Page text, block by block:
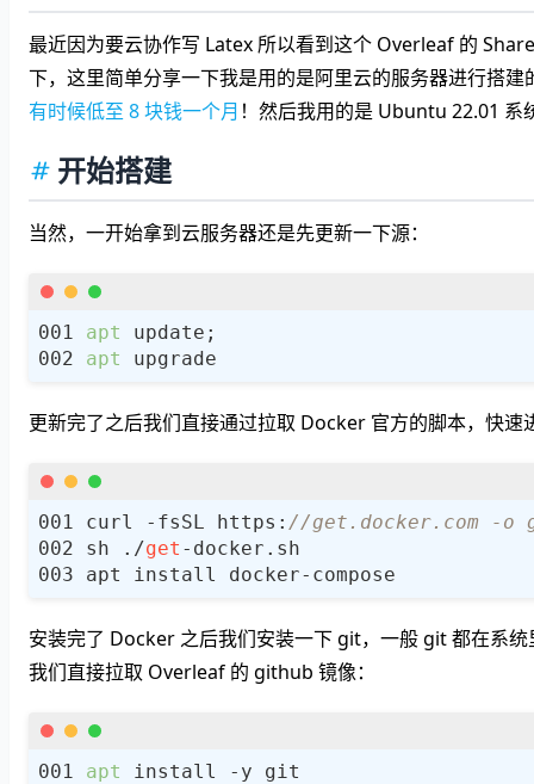
最近因为要云协作写 Latex 所以看到这个 Overleaf 的
下，这里简单分享一下我是用的是阿里云的服务器进行搭
有时候低至 8 块钱一个月 ！然后我用的是 Ubuntu 22.01 系
开始搭建
当然，一开始拿到云服务器还是先更新一下源：
apt
apt
更新完了之后我们直接通过拉取 Docker 官方的脚本，快
curl -fsSL https: //get.docker.com -o
sh ./get
安装完了 Docker 之后我们安装一下 git，一般 git 都在系
我们直接拉取 Overleaf 的 github 镜像：
apt